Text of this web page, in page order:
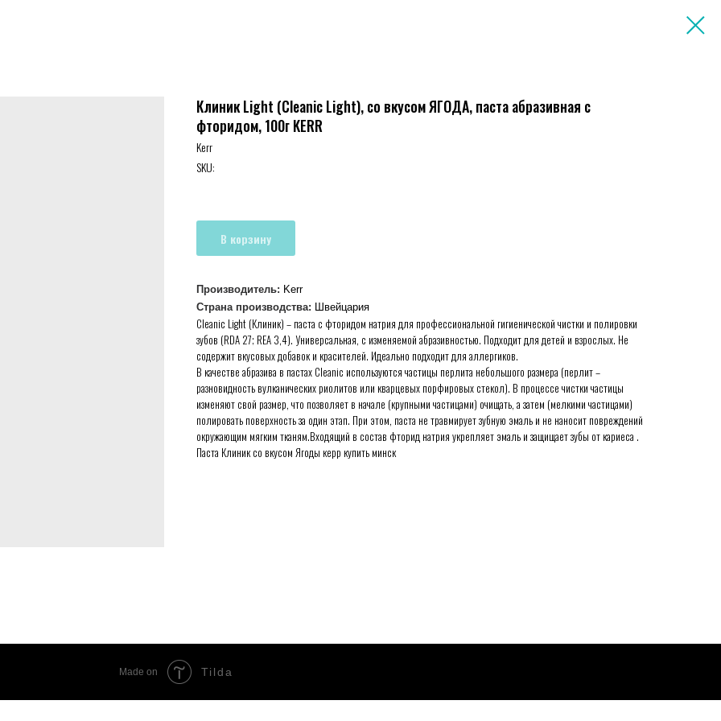
Клиник Light (Cleanic Light), со вкусом ЯГОДА, паста абразивная с
фторидом, 100г KERR
Kerr
SKU:
В корзину
Производитель: Kerr
Страна производства: Швейцария
Cleanic Light (Клиник) – паста с фторидом натрия для профессиональной гигиенической чистки и полировки
зубов (RDA 27; REA 3,4). Универсальная, с изменяемой абразивностью. Подходит для детей и взрослых. Не
содержит вкусовых добавок и красителей. Идеально подходит для аллергиков.
В качестве абразива в пастах Cleanic используются частицы перлита небольшого размера (перлит –
разновидность вулканических риолитов или кварцевых порфировых стекол). В процессе чистки частицы
изменяют свой размер, что позволяет в начале (крупными частицами) очищать, а затем (мелкими частицами)
полировать поверхность за один этап. При этом, паста не травмирует зубную эмаль и не наносит повреждений
окружающим мягким тканям.Входящий в состав фторид натрия укрепляет эмаль и защищает зубы от кариеса .
Паста Клиник со вкусом Ягоды керр купить минск
Made on Tilda